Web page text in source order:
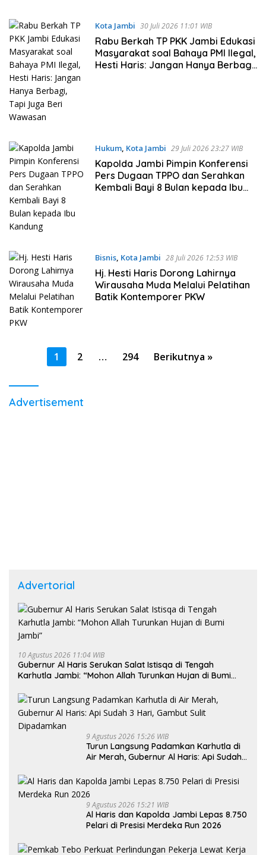
Kota Jambi 30 Juli 2026 11:01 WIB
Rabu Berkah TP PKK Jambi Edukasi
Masyarakat soal Bahaya PMI Ilegal,
Hesti Haris: Jangan Hanya Berbagi,
Hukum, Kota Jambi 29 Juli 2026 23:27 WIB
Kapolda Jambi Pimpin Konferensi
Pers Dugaan TPPO dan Serahkan
Kembali Bayi 8 Bulan kepada Ibu
Bisnis, Kota Jambi 28 Juli 2026 12:53 WIB
Hj. Hesti Haris Dorong Lahirnya
Wirausaha Muda Melalui Pelatihan
Batik Kontemporer PKW
Paginasi
1 2 … 294 Berikutnya »
Advertisement
Advertorial
10 Agustus 2026 11:04 WIB
Gubernur Al Haris Serukan Salat Istisqa di Tengah
Karhutla Jambi: “Mohon Allah Turunkan Hujan di Bumi
9 Agustus 2026 15:26 WIB
Turun Langsung Padamkan Karhutla di
Air Merah, Gubernur Al Haris: Api Sudah
9 Agustus 2026 15:21 WIB
Al Haris dan Kapolda Jambi Lepas 8.750
Pelari di Presisi Merdeka Run 2026